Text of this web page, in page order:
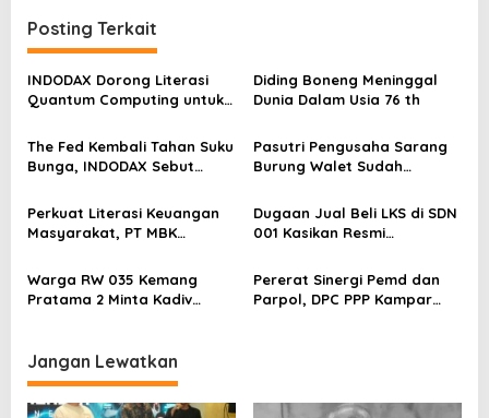
s
i
p
o
s
Posting Terkait
INDODAX Dorong Literasi
Quantum Computing untuk
Blockchain
Diding Boneng Meninggal
Dunia Dalam Usia 76 th
The Fed Kembali Tahan Suku
Bunga, INDODAX Sebut
Sentimen Pasar
Pasutri Pengusaha Sarang
Burung Walet Sudah
Pelapor Desak Polda Jambi
Segera Lakukan Penahanan
Perkuat Literasi Keuangan
Masyarakat, PT MBK
Karpet Masjid di Pakuhaji
Dugaan Jual Beli LKS di SDN
001 Kasikan Resmi
Kampar, Pemred – Pimum
Metroterkini.id Desak Usut
Kasus Ini
Warga RW 035 Kemang
Pratama 2 Minta Kadiv
Metro Bekasi Kota
Pererat Sinergi Pemd dan
Parpol, DPC PPP Kampar
Jangan Lewatkan